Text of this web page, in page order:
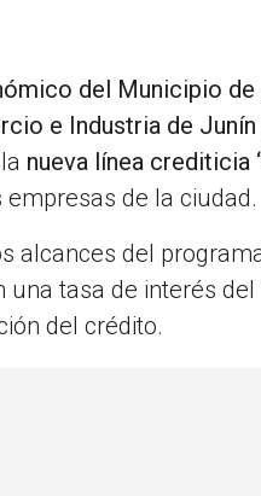
del Municipio de
e Industria de Junín
nueva línea crediticia
de la ciudad.
alcances del
tasa de interés
del crédito.